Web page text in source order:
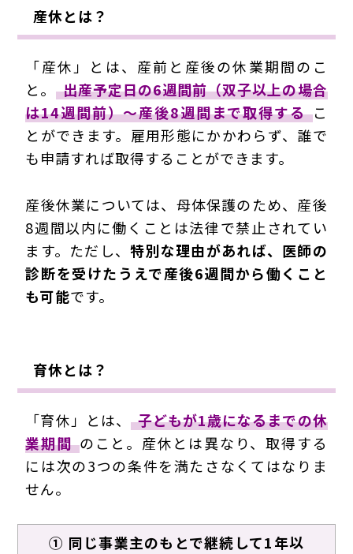
産休とは？
「産休」とは、産前と産後の休業期間のこ
と。
出産予定日の6週間前（双子以上の場合
は14週間前）～産後8週間まで取得する こ
とができます。雇用形態にかかわらず、誰で
も申請すれば取得することができます。
産後休業については、母体保護のため、産後
8週間以内に働くことは法律で禁止されてい
ます。ただし、特別な理由があれば、医師の
診断を受けたうえで産後6週間から働くこと
も可能です。
育休とは？
「育休」とは、
子どもが1歳になるまでの休
業期間 のこと。産休とは異なり、取得する
には次の3つの条件を満たさなくてはなりま
せん。
① 同じ事業主のもとで継続して1年以